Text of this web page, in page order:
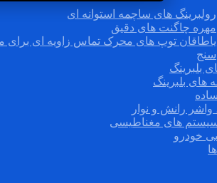
رولبرینگ های ساچمه استوانه ای
مهره چاگنت های دقیق
یاطاقان توپ های محرک تماس زاویه ای برای
سنج
بلبرینگ
های بلبرینگ
رانش و نوار
سیستم های مغناطیسی
خودرو